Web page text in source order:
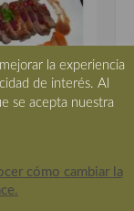
la experiencia
de interés. Al
se acepta nuestra
cómo cambiar la